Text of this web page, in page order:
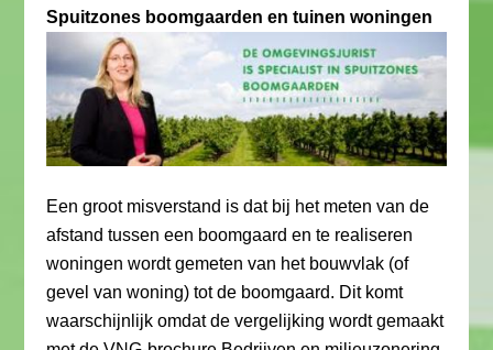
Spuitzones boomgaarden en tuinen woningen
Een groot misverstand is dat bij het meten van de
afstand tussen een boomgaard en te realiseren
woningen wordt gemeten van het bouwvlak (of
gevel van woning) tot de boomgaard. Dit komt
waarschijnlijk omdat de vergelijking wordt gemaakt